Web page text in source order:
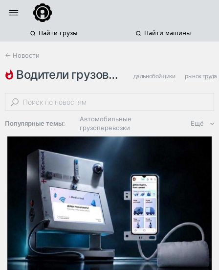
Найти грузы Найти машины
← Новости
водители грузовиков дальнобойщики рынок труда
транспортные компании
Популярные темы:
Автомобильные
грузоперевозки
Региональная
логистика
ЭДО, ИТ в
логистике
Дороги,
инфраструктура
Логистика, грузы
Негабаритные и
опасные грузы
Безопасность и
Ещё